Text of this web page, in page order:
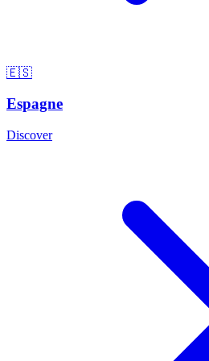
🇪🇸
Espagne
Discover